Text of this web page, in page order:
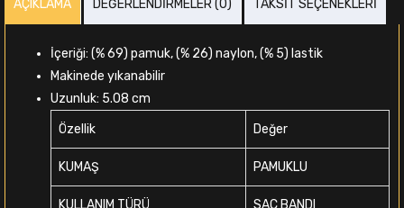
AÇIKLAMA DEĞERLENDIRMELER (0) TAKSIT SEÇENEKLERI
İçeriği: (% 69) pamuk, (% 26) naylon, (% 5) lastik
Makinede yıkanabilir
Uzunluk: 5.08 cm
Özellik
Değer
KUMAŞ PAMUKLU
KULLANIM TÜRÜ SAÇ BANDI